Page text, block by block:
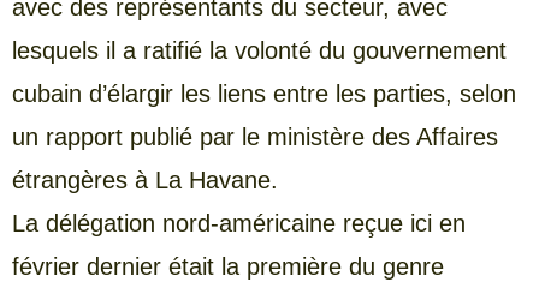
avec des représentants du secteur, avec
lesquels il a ratifié la volonté du gouvernement
cubain d’élargir les liens entre les parties, selon
un rapport publié par le ministère des Affaires
étrangères à La Havane.
La délégation nord-américaine reçue ici en
février dernier était la première du genre